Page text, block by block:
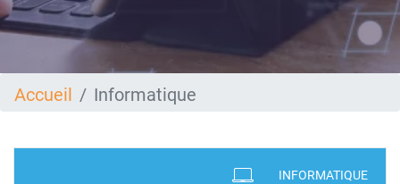
Accueil Informatique
INFORMATIQUE